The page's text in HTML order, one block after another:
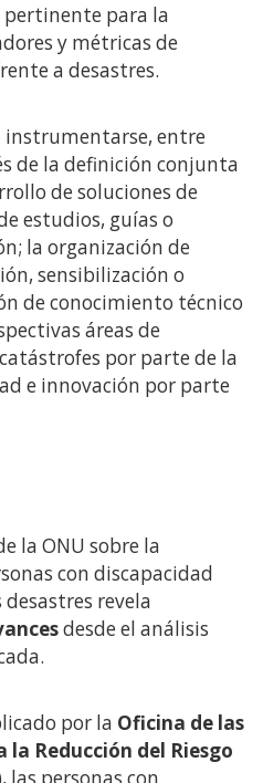
para la
y métricas de
a desastres.
instrumentarse, entre
de la definición conjunta
de soluciones de
estudios, guías o
la organización de
sensibilización o
de conocimiento técnico
áreas de
por parte de la
e innovación por parte
la ONU sobre la
con discapacidad
revela
desde el análisis
por la Oficina de las
la Reducción del Riesgo